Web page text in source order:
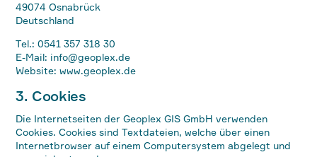
49074 Osnabrück
Deutschland
Tel.: 0541 357 318 30
E-Mail: info@geoplex.de
Website: www.geoplex.de
3. Cookies
Die Internetseiten der Geoplex GIS GmbH verwenden
Cookies. Cookies sind Textdateien, welche über einen
Internetbrowser auf einem Computersystem abgelegt und